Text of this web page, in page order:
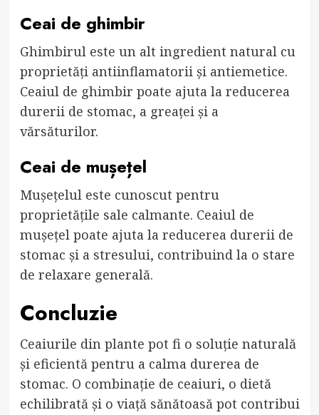
Ceai de ghimbir
Ghimbirul este un alt ingredient natural cu
proprietăți antiinflamatorii și antiemetice.
Ceaiul de ghimbir poate ajuta la reducerea
durerii de stomac, a greaței și a
vărsăturilor.
Ceai de mușețel
Mușețelul este cunoscut pentru
proprietățile sale calmante. Ceaiul de
mușețel poate ajuta la reducerea durerii de
stomac și a stresului, contribuind la o stare
de relaxare generală.
Concluzie
Ceaiurile din plante pot fi o soluție naturală
și eficientă pentru a calma durerea de
stomac. O combinație de ceaiuri, o dietă
echilibrată și o viață sănătoasă pot contribui